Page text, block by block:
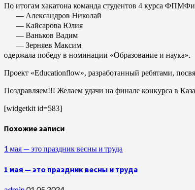
По итогам хакатона команда студентов 4 курса
— Александров Николай
— Кайсарова Юлия
— Ваньков Вадим
— Зерняев Максим
одержала победу в номинации «Образование и наука».
Проект «Educationflow», разработанный ребятами,
Поздравляем!!! Желаем удачи на финале конкурса в
[widgetkit id=583]
Похожие записи
1 мая — это праздник весны и труда
1 мая — это праздник весны и труда